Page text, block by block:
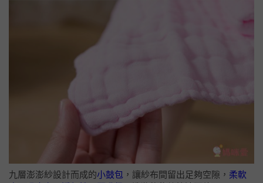
九層澎澎紗設計而成的小鼓包 ，讓紗布間留出足夠空隙， 柔軟